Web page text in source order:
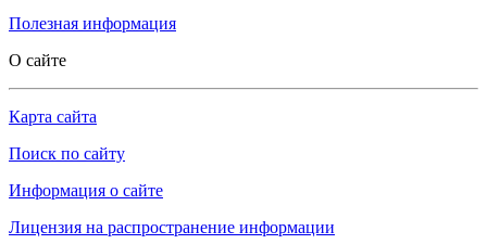
Полезная информация
О сайте
Карта сайта
Поиск по сайту
Информация о сайте
Лицензия на распространение информации